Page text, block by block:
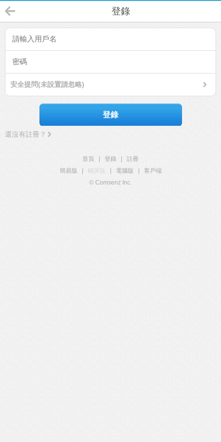
登錄
安全提問(未設置請忽略)
登錄
還沒有註冊？
首頁 登錄
註冊
簡易版
觸屏版 電腦版
客戶端
© Comsenz Inc.